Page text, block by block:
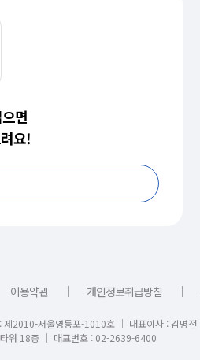
면
요!
이용약관 ｜ 개인정보취급방침 ｜
2010-서울영등포-1010호 │ 대표이사 : 김명전
타워 18층 │ 대표번호 : 02-2639-6400